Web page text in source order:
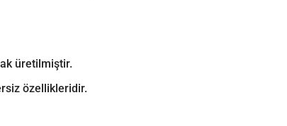
üretilmiştir.
özellikleridir.